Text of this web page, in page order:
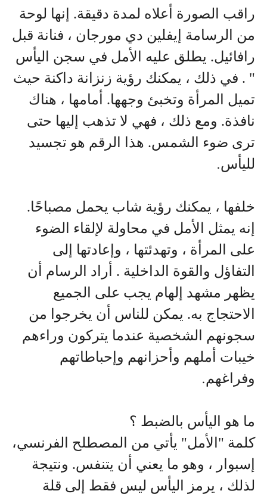
راقب الصورة أعلاه لمدة دقيقة. إنها لوحة
من الرسامة إيفلين دي مورجان ، فنانة قبل
رافائيل. يطلق عليه الأمل في سجن اليأس
" . في ذلك ، يمكنك رؤية زنزانة داكنة حيث
تميل المرأة وتخبئ وجهها. أمامها ، هناك
نافذة. ومع ذلك ، فهي لا تذهب إليها حتى
ترى ضوء الشمس. هذا الرقم هو تجسيد
لليأس.
خلفها ، يمكنك رؤية شاب يحمل مصباحًا.
إنه يمثل الأمل في محاولة لإلقاء الضوء
على المرأة ، وتهدئتها ، وإعادتها إلى
التفاؤل والقوة الداخلية . أراد الرسام أن
يظهر مشهد إلهام يجب على الجميع
الاحتجاج به. يمكن للناس أن يخرجوا من
سجونهم الشخصية عندما يتركون وراءهم
خيبات أملهم وأحزانهم وإحباطاتهم
وفراغهم.
ما هو اليأس بالضبط ؟
كلمة "الأمل" يأتي من المصطلح الفرنسي،
إسبوار ، وهو ما يعني أن يتنفس. ونتيجة
لذلك ، يرمز اليأس ليس فقط إلى قلة